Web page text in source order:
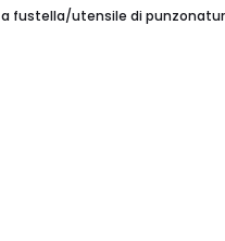
a fustella/utensile di